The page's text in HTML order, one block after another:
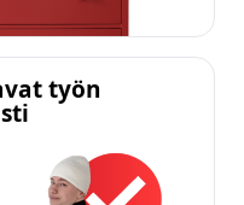
työn